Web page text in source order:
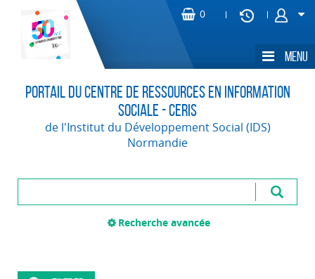
Portail du Centre de Ressources en Information
Sociale - CERIS
de l'Institut du Développement Social (IDS)
Normandie
Recherche avancée